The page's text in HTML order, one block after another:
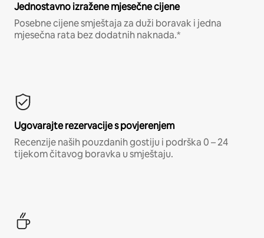
Jednostavno izražene mjesečne cijene
Posebne cijene smještaja za duži boravak i jedna
mjesečna rata bez dodatnih naknada.*
Ugovarajte rezervacije s povjerenjem
Recenzije naših pouzdanih gostiju i podrška 0 – 24
tijekom čitavog boravka u smještaju.